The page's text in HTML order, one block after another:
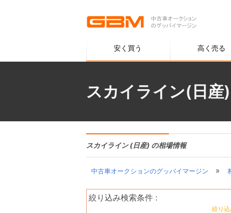
安く買う 高く売る
スカイライン(日産
スカイライン (日産) の相場情報
中古車オークションのグッバイマージン »
絞り込み検索条件 :
絞り